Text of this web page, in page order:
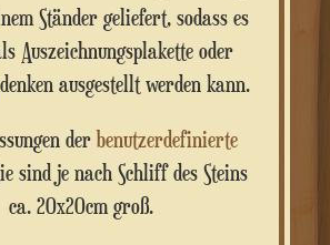
Ständer geliefert, sodass es
Auszeichnungsplakette oder
ausgestellt werden kann.
der benutzerdefinierte
sind je nach Schliff des Steins
ca. 20x20cm groß.